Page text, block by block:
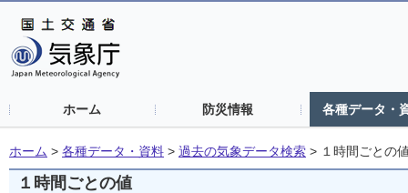
ホーム 防災情報 各種データ・
ホーム > 各種データ・資料 > 過去の気象データ検索 > １時間ごとの
１時間ごとの値